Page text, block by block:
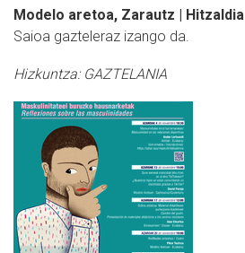
Modelo aretoa, Zarautz | Hitzaldia
Saioa gazteleraz izango da.
Hizkuntza: GAZTELANIA